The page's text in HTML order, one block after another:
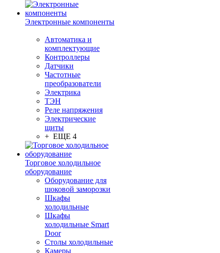
Электронные компоненты
Автоматика и
комплектующие
Контроллеры
Датчики
Частотные
преобразователи
Электрика
ТЭН
Реле напряжения
Электрические
щиты
+ ЕЩЕ 4
Торговое холодильное
оборудование
Оборудование для
шоковой заморозки
Шкафы
холодильные
Шкафы
холодильные Smart
Door
Столы холодильные
Камеры